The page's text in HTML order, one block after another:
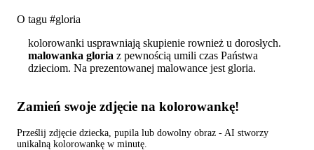
O tagu #gloria
kolorowanki usprawniają skupienie rownież u dorosłych.
malowanka gloria z pewnością umili czas Państwa
dzieciom. Na prezentowanej malowance jest gloria.
Zamień swoje zdjęcie na kolorowankę!
Prześlij zdjęcie dziecka, pupila lub dowolny obraz - AI stworzy
unikalną kolorowankę w minutę.